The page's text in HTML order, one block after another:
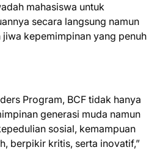
mahasiswa untuk
secara langsung namun
jiwa kepemimpinan yang penuh
Program, BCF tidak hanya
generasi muda namun
sosial, kemampuan
berpikir kritis, serta inovatif,”